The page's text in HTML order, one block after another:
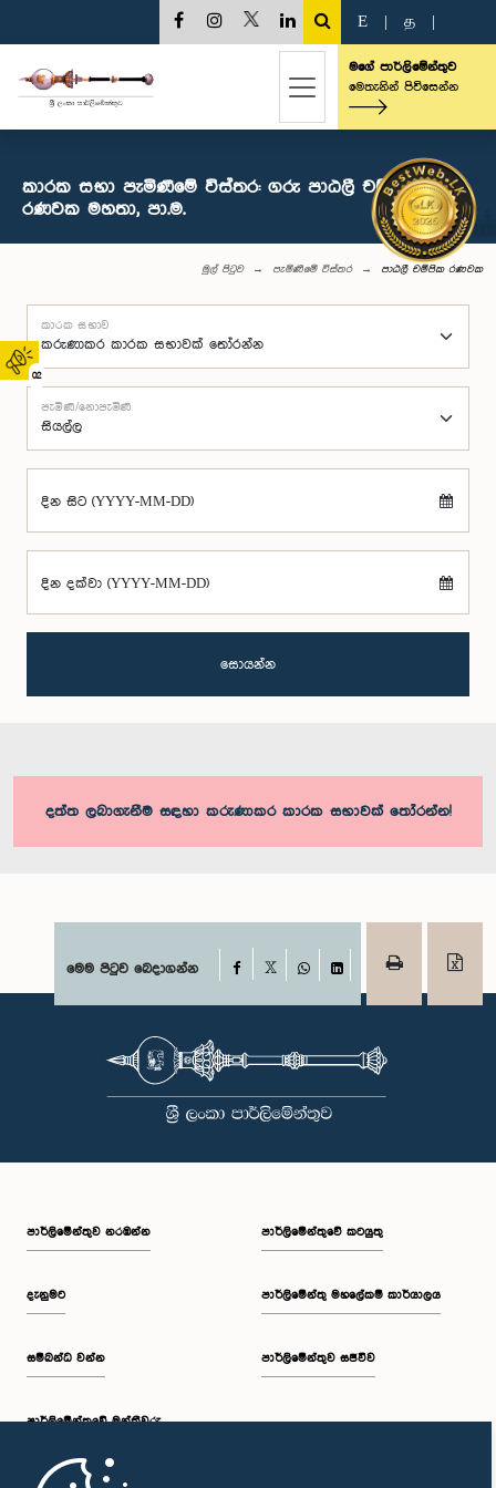
02
E த
මගේ පාර්ලිමේන්තුව
මෙතැනින් පිවිසෙන්න
කාරක සභා පැමිණීමේ විස්තර: ගරු පාඨලී චම්පික
රණවක මහතා, පා.ම.
මුල් පිටුව පැමිණීමේ විස්තර පාඨලී චම්පික රණවක
කාරක සභාව
පැමිණි/නොපැමිණි
දින සිට (YYYY-MM-DD)
දින දක්වා (YYYY-MM-DD)
සොයන්න
දත්ත ලබාගැනීම සඳහා කරුණාකර කාරක සභාවක් තෝරන්න!
මෙම පිටුව බෙදාගන්න Facebook
WhatsAppLinkedIn
පාර්ලි‌මේන්තුව නරඹන්න
දැනුමට
සම්බන්ධ වන්න
පාර්ලි‌මේන්තුවේ මන්ත්‍රීවරු
මුල් පිටුව
පාර්ලිමේන්තුවේ කටයුතු
පාර්ලිමේන්තු මහලේකම් කාර්යාලය
පාර්ලිමේන්තුව සජීවීව